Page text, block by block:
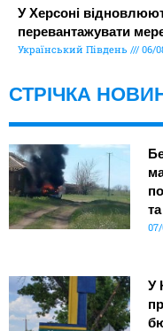
У Херсоні
перевантажувати
Український Південь 06/
СТРІЧКА
У